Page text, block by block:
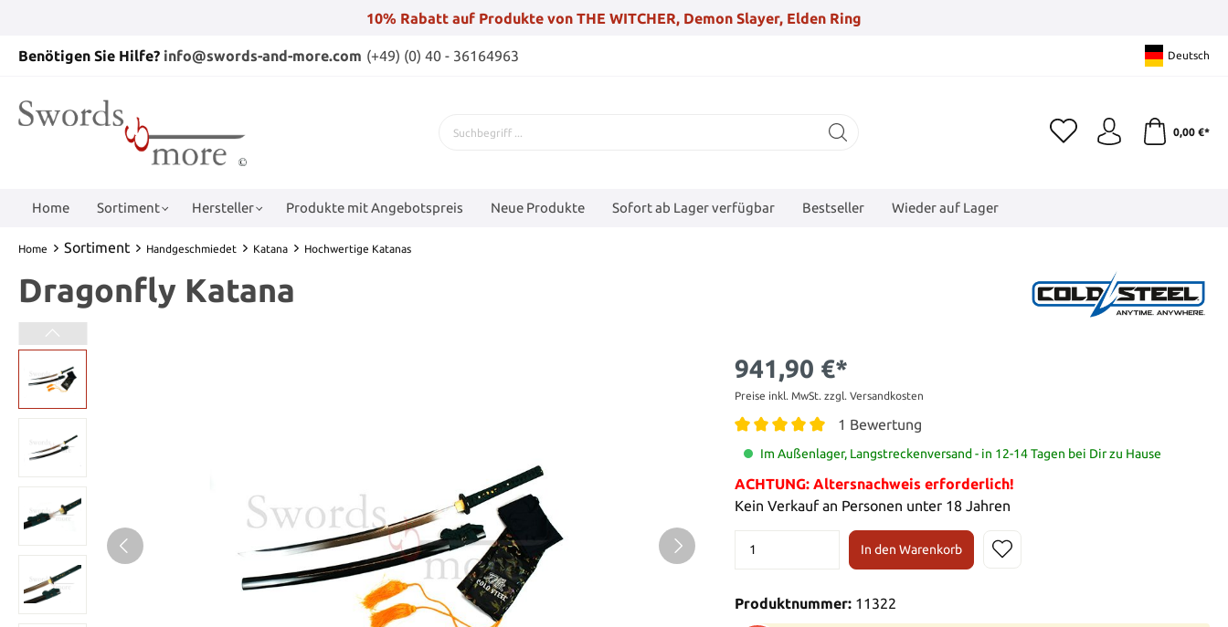
10% Rabatt auf Produkte von THE WITCHER, Demon Slayer, Elden Ring
Benötigen Sie Hilfe? info@swords-and-more.com (+49) (0) 40 - 36164963 Deutsch
0,00 €*
Home Sortiment Hersteller Produkte mit Angebotspreis Neue Produkte Sofort ab Lager verfügbar Bestseller Wieder auf Lager
Home Sortiment Handgeschmiedet Katana Hochwertige Katanas
Dragonfly Katana
941,90 €*
Preise inkl. MwSt. zzgl. Versandkosten
1 Bewertung
Im Außenlager, Langstreckenversand - in 12-14 Tagen bei Dir zu Hause
ACHTUNG: Altersnachweis erforderlich!
Kein Verkauf an Personen unter 18 Jahren
In den Warenkorb
Produktnummer: 11322